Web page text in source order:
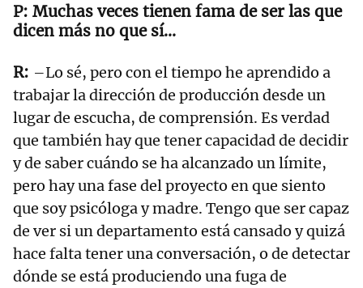
Muchas veces tienen fama de ser las que
dicen más no que sí...
–Lo sé, pero con el tiempo he aprendido a
trabajar la dirección de producción desde un
lugar de escucha, de comprensión. Es verdad
que también hay que tener capacidad de decidir
y de saber cuándo se ha alcanzado un límite,
pero hay una fase del proyecto en que siento
que soy psicóloga y madre. Tengo que ser capaz
de ver si un departamento está cansado y quizá
hace falta tener una conversación, o de detectar
dónde se está produciendo una fuga de